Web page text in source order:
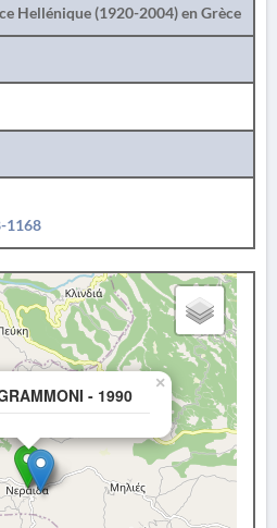
Hellénique (1920-2004) en Grèce
1168
- 1990
×